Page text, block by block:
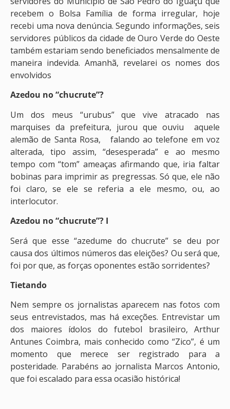
recebem o Bolsa Família de forma irregular, hoje
recebi uma nova denúncia. Segundo informações, seis
servidores públicos da cidade de Ouro Verde do Oeste
também estariam sendo beneficiados mensalmente de
maneira indevida. Amanhã, revelarei os nomes dos
envolvidos
Azedou no “chucrute”?
Um dos meus “urubus” que vive atracado nas
marquises da prefeitura, jurou que ouviu aquele
alemão de Santa Rosa, falando ao telefone em voz
alterada, tipo assim, “desesperada” e ao mesmo
tempo com “tom” ameaças afirmando que, iria faltar
bobinas para imprimir as pregressas. Só que, ele não
foi claro, se ele se referia a ele mesmo, ou, ao
interlocutor.
Azedou no “chucrute”? I
Será que esse “azedume do chucrute” se deu por
causa dos últimos números das eleições? Ou será que,
foi por que, as forças oponentes estão sorridentes?
Tietando
Nem sempre os jornalistas aparecem nas fotos com
seus entrevistados, mas há exceções. Entrevistar um
dos maiores ídolos do futebol brasileiro, Arthur
Antunes Coimbra, mais conhecido como “Zico”, é um
momento que merece ser registrado para a
posteridade. Parabéns ao jornalista Marcos Antonio,
que foi escalado para essa ocasião histórica!